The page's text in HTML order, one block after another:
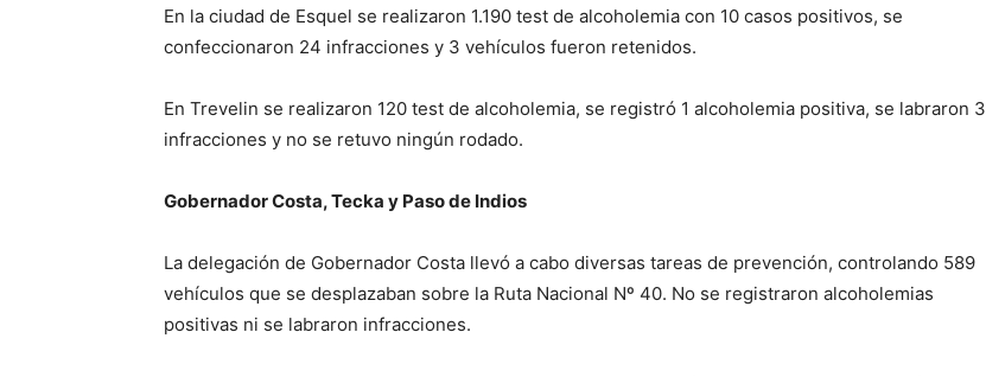
En la ciudad de Esquel se realizaron 1.190 test de alcoholemia con 10 casos positivos, se
confeccionaron 24 infracciones y 3 vehículos fueron retenidos.
En Trevelin se realizaron 120 test de alcoholemia, se registró 1 alcoholemia positiva, se labraron 3
infracciones y no se retuvo ningún rodado.
Gobernador Costa, Tecka y Paso de Indios
La delegación de Gobernador Costa llevó a cabo diversas tareas de prevención, controlando 589
vehículos que se desplazaban sobre la Ruta Nacional Nº 40. No se registraron alcoholemias
positivas ni se labraron infracciones.